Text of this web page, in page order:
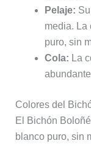
Pelaje:
media. La
puro, sin
Cola: La
Colores del
El Bichón
blanco puro, sin